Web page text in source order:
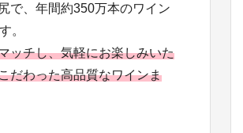
で、年間約350万本のワイン
。
ッチし、気軽にお楽しみいた
だわった高品質なワインま